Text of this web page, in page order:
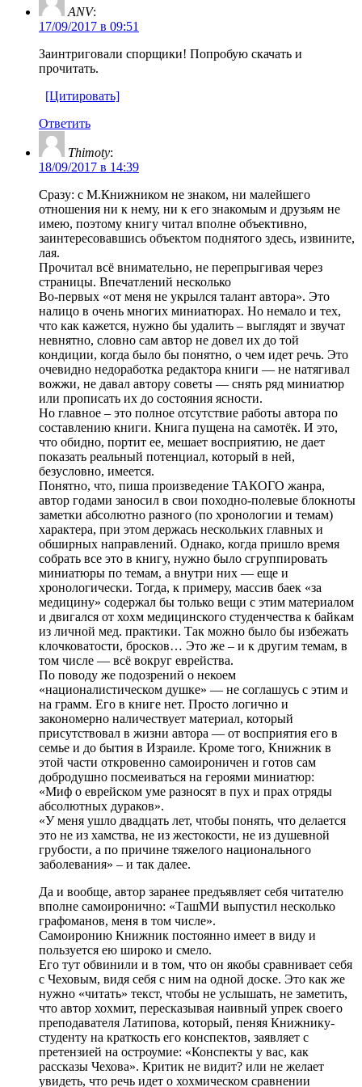
ANV:
17/09/2017 в 09:51
Заинтриговали спорщики! Попробую скачать и
прочитать.
[Цитировать]
Ответить
Thimoty:
18/09/2017 в 14:39
Сразу: с М.Книжником не знаком, ни малейшего
отношения ни к нему, ни к его знакомым и друзьям не
имею, поэтому книгу читал вполне объективно,
заинтересовавшись объектом поднятого здесь, извините,
лая.
Прочитал всё внимательно, не перепрыгивая через
страницы. Впечатлений несколько
Во-первых «от меня не укрылся талант автора». Это
налицо в очень многих миниатюрах. Но немало и тех,
что как кажется, нужно бы удалить – выглядят и звучат
невнятно, словно сам автор не довел их до той
кондиции, когда было бы понятно, о чем идет речь. Это
очевидно недоработка редактора книги — не натягивал
вожжи, не давал автору советы — снять ряд миниатюр
или прописать их до состояния ясности.
Но главное – это полное отсутствие работы автора по
составлению книги. Книга пущена на самотёк. И это,
что обидно, портит ее, мешает восприятию, не дает
показать реальный потенциал, который в ней,
безусловно, имеется.
Понятно, что, пиша произведение ТАКОГО жанра,
автор годами заносил в свои походно-полевые блокноты
заметки абсолютно разного (по хронологии и темам)
характера, при этом держась нескольких главных и
обширных направлений. Однако, когда пришло время
собрать все это в книгу, нужно было сгруппировать
миниатюры по темам, а внутри них — еще и
хронологически. Тогда, к примеру, массив баек «за
медицину» содержал бы только вещи с этим материалом
и двигался от хохм медицинского студенчества к байкам
из личной мед. практики. Так можно было бы избежать
клочковатости, бросков… Это же – и к другим темам, в
том числе — всё вокруг еврейства.
По поводу же подозрений о некоем
«националистическом душке» — не соглашусь с этим и
на грамм. Его в книге нет. Просто логично и
закономерно наличествует материал, который
присутствовал в жизни автора — от восприятия его в
семье и до бытия в Израиле. Кроме того, Книжник в
этой части откровенно самоироничен и готов сам
добродушно посмеиваться на героями миниатюр:
«Миф о еврейском уме разносят в пух и прах отряды
абсолютных дураков».
«У меня ушло двадцать лет, чтобы понять, что делается
это не из хамства, не из жестокости, не из душевной
грубости, а по причине тяжелого национального
заболевания» – и так далее.
Да и вообще, автор заранее предъявляет себя читателю
вполне самоиронично: «ТашМИ выпустил несколько
графоманов, меня в том числе».
Самоиронию Книжник постоянно имеет в виду и
пользуется ею широко и смело.
Его тут обвинили и в том, что он якобы сравнивает себя
с Чеховым, видя себя с ним на одной доске. Это как же
нужно «читать» текст, чтобы не услышать, не заметить,
что автор хохмит, пересказывая наивный упрек своего
преподавателя Латипова, который, пеняя Книжнику-
студенту на краткость его конспектов, заявляет с
претензией на остроумие: «Конспекты у вас, как
рассказы Чехова». Критик не видит? или не желает
увидеть, что речь идет о хохмическом сравнении